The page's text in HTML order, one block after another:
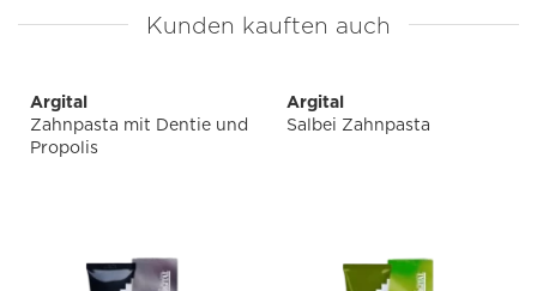
Kunden kauften auch
Argital
Zahnpasta mit Dentie und
Propolis
Argital
Salbei Zahnpasta